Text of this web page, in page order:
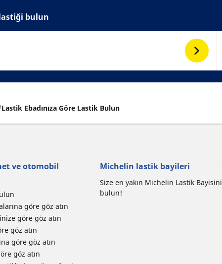
bulun
Lastik Ebadınıza Göre Lastik Bulun
ve otomobil
göre göz atın
göre göz atın
göz atın
göre göz atın
göz atın
Michelin lastik bayileri
Size en yakın Michelin Lastik Bayisini
bulun!